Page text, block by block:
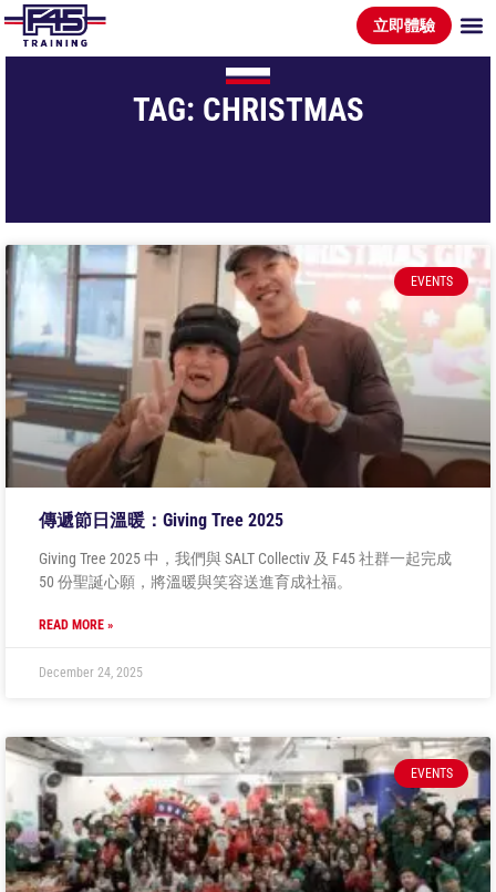
立即體驗
TAG: CHRISTMAS
EVENTS
傳遞節日溫暖：Giving Tree 2025
Giving Tree 2025 中，我們與 SALT Collectiv 及 F45 社群一起完成
50 份聖誕心願，將溫暖與笑容送進育成社福。
READ MORE »
December 24, 2025
EVENTS